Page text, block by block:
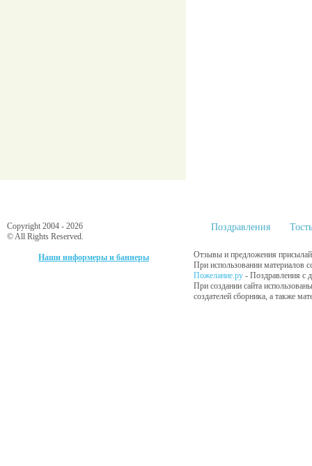
Copyright 2004 - 2026
© All Rights Reserved.
Наши информеры и баннеры
Поздравления
Отзывы и предложения
При использовании материалов
Пожелание.ру - Поздравления с
При создании сайта
создателей сборника, а также